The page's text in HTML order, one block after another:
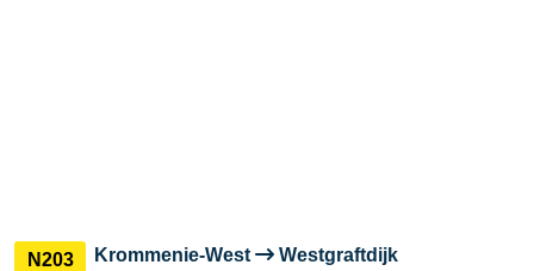
N203 Krommenie-West
Westgraftdijk